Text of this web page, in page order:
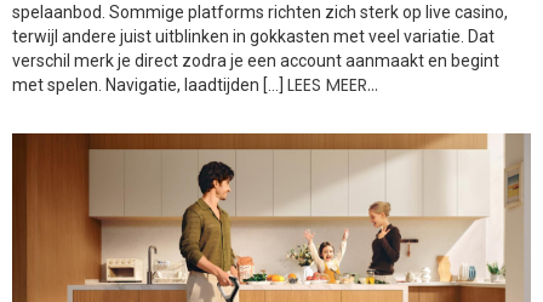
spelaanbod. Sommige platforms richten zich sterk op live casino,
terwijl andere juist uitblinken in gokkasten met veel variatie. Dat
verschil merk je direct zodra je een account aanmaakt en begint
met spelen. Navigatie, laadtijden […] LEES MEER…